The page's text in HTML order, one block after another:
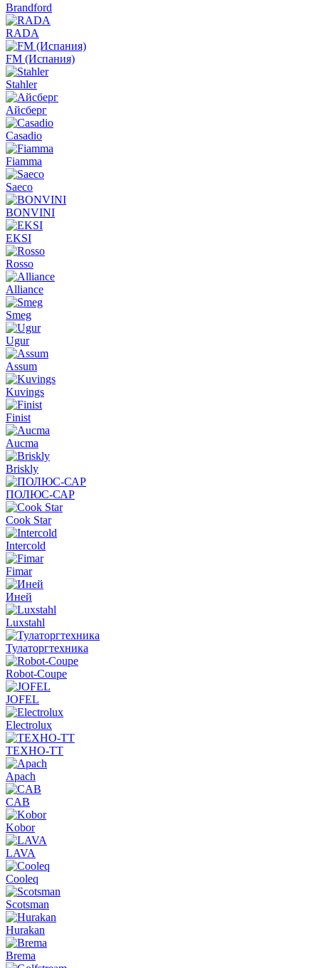
Brandford
RADA
FM (Испания)
Stahler
Айсберг
Casadio
Fiamma
Saeco
BONVINI
EKSI
Rosso
Alliance
Smeg
Ugur
Assum
Kuvings
Finist
Aucma
Briskly
ПОЛЮС-САР
Cook Star
Intercold
Fimar
Иней
Luxstahl
Тулаторгтехника
Robot-Coupe
JOFEL
Electrolux
ТЕХНО-ТТ
Apach
CAB
Kobor
LAVA
Cooleq
Scotsman
Hurakan
Brema